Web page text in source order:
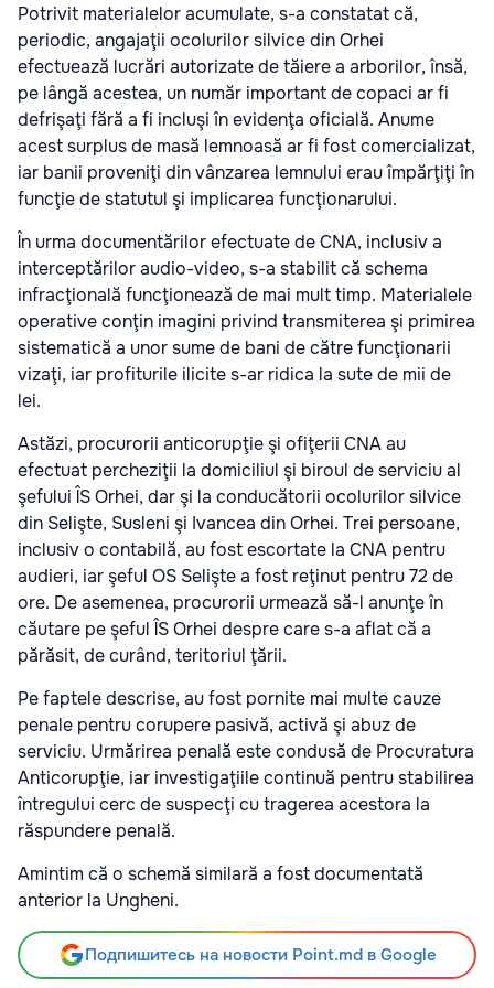
Potrivit materialelor acumulate, s-a constatat că,
periodic, angajaţii ocolurilor silvice din Orhei
efectuează lucrări autorizate de tăiere a arborilor, însă,
pe lângă acestea, un număr important de copaci ar fi
defrişaţi fără a fi incluşi în evidenţa oficială. Anume
acest surplus de masă lemnoasă ar fi fost comercializat,
iar banii proveniţi din vânzarea lemnului erau împărţiţi în
funcţie de statutul şi implicarea funcţionarului.
În urma documentărilor efectuate de CNA, inclusiv a
interceptărilor audio-video, s-a stabilit că schema
infracţională funcţionează de mai mult timp. Materialele
operative conţin imagini privind transmiterea şi primirea
sistematică a unor sume de bani de către funcţionarii
vizaţi, iar profiturile ilicite s-ar ridica la sute de mii de
lei.
Astăzi, procurorii anticorupţie şi ofiţerii CNA au
efectuat percheziţii la domiciliul şi biroul de serviciu al
şefului ÎS Orhei, dar şi la conducătorii ocolurilor silvice
din Selişte, Susleni şi Ivancea din Orhei. Trei persoane,
inclusiv o contabilă, au fost escortate la CNA pentru
audieri, iar şeful OS Selişte a fost reţinut pentru 72 de
ore. De asemenea, procurorii urmează să-l anunţe în
căutare pe şeful ÎS Orhei despre care s-a aflat că a
părăsit, de curând, teritoriul ţării.
Pe faptele descrise, au fost pornite mai multe cauze
penale pentru corupere pasivă, activă şi abuz de
serviciu. Urmărirea penală este condusă de Procuratura
Anticorupţie, iar investigaţiile continuă pentru stabilirea
întregului cerc de suspecţi cu tragerea acestora la
răspundere penală.
Amintim că o schemă similară a fost documentată
anterior la Ungheni.
Подпишитесь на новости Point.md в Google